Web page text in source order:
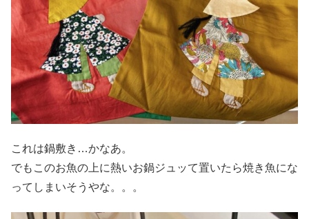
これは鍋敷き…かなあ。
でもこのお魚の上に熱いお鍋ジュッて置いたら焼き魚にな
ってしまいそうやな。。。